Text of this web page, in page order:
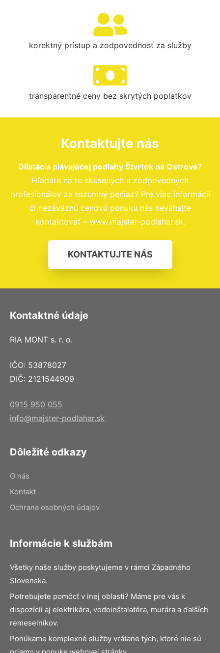
korektný prístup a zodpovednosť za služby
transparentné ceny bez skrytých poplatkov
Kontaktujte nás
Dilatácia plávajúcej podlahy Štvrtok na Ostrove?
Hľadáte na to skúsených a zodpovedných
profesionálov za rozumný peniaz? Pre viac informácií
či nezáväznú cenovú ponuku nás neváhajte
kontaktovať – www.majster-podlahar.sk.
KONTAKTUJTE NÁS
Kontaktné údaje
RIA MONT s. r. o.
IČO: 53878027
DIČ: 2121544909
0915 950 055
info@majster-podlahar.sk
Dôležité odkazy
O nás
Kontakt
Ochrana osobných údajov
Informácie k službám
Všetky naše služby poskytujeme v rámci Západného
Slovenska.
Potrebujete pomôcť v inej oblasti? Máme pre vás k
dispozícii aj elektrikára, vodoinštalatéra, murára a ďalších
remeselníkov.
Ponúkame komplexné služby vrátane tých, ktoré nie sú